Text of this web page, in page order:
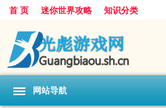
首 页 迷你世界攻略 知识分类
网站导航